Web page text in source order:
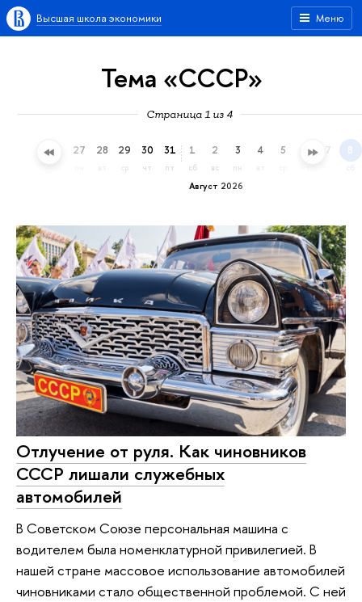
Меню
Высшая школа экономики
Тема «СССР»
Страница 1 из 4
26 27 28 29
ср
30
чт
31
пт
Август 2026
1
сб
2
вс
3
пн
4 5 6 7 8
сб
Отлучение от руля. Как чиновников
СССР лишали служебных
автомобилей
В Советском Союзе персональная машина с
водителем была номенклатурной привилегией. В
нашей стране массовое использование автомобилей
чиновниками стало общественной проблемой. С ней